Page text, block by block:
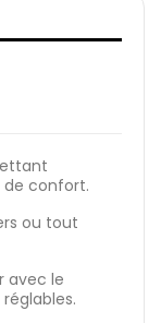
de confort.
ou tout
avec le